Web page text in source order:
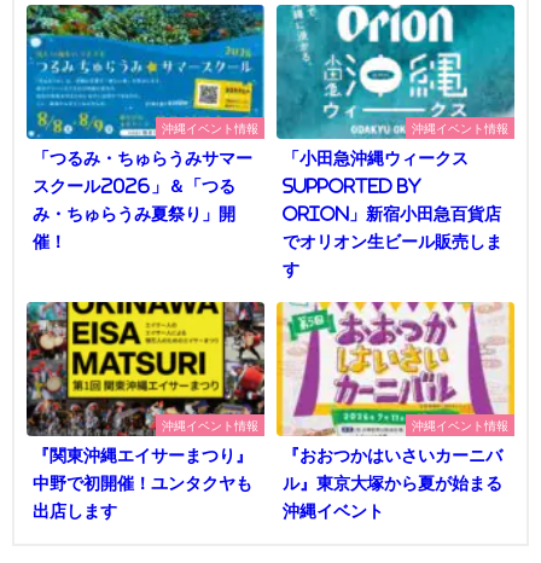
沖縄イベント情報
「つるみ・ちゅらうみサマー
スクール2026」＆「つる
み・ちゅらうみ夏祭り」開
催！
沖縄イベント情報
「小田急沖縄ウィークス
supported by
Orion」新宿小田急百貨店
でオリオン生ビール販売しま
す
沖縄イベント情報
『関東沖縄エイサーまつり』
中野で初開催！ユンタクヤも
出店します
沖縄イベント情報
『おおつかはいさいカーニバ
ル』東京大塚から夏が始まる
沖縄イベント